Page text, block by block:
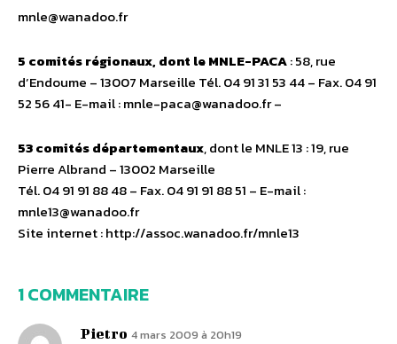
mnle@wanadoo.fr
5 comités régionaux, dont le MNLE-PACA: 58, rue
d’Endoume – 13007 Marseille Tél. 04 91 31 53 44 – Fax. 04 91
52 56 41- E-mail : mnle-paca@wanadoo.fr –
53 comités départementaux, dont le MNLE 13 : 19, rue
Pierre Albrand – 13002 Marseille
Tél. 04 91 91 88 48 – Fax. 04 91 91 88 51 – E-mail :
mnle13@wanadoo.fr
Site internet : http://assoc.wanadoo.fr/mnle13
1 COMMENTAIRE
Pietro 4 mars 2009 à 20h19